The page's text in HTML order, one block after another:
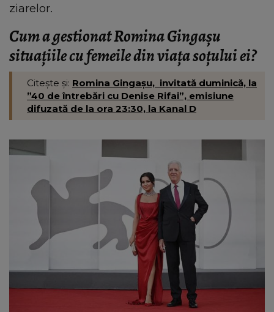
ziarelor.
Cum a gestionat Romina Gingașu
situațiile cu femeile din viața soțului ei?
Citește și: Romina Gingașu, invitată duminică, la
”40 de întrebări cu Denise Rifai”, emisiune
difuzată de la ora 23:30, la Kanal D